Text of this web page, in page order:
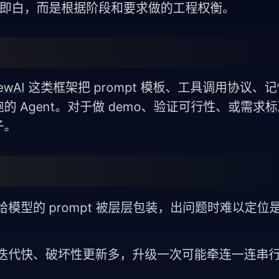
白，而是根据阶段和要求做的工程权衡。
这类框架把 prompt 模板、工具调用协议、
Agent。对于做 demo、验证可行性、或需求
模型的 prompt 被层层包装，出问题时难以定位
代快、破坏性更新多，升级一次可能牵连一连串